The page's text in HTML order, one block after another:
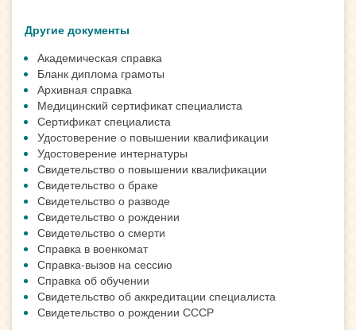
Другие документы
Академическая справка
Бланк диплома грамоты
Архивная справка
Медицинский сертификат специалиста
Сертификат специалиста
Удостоверение о повышении квалификации
Удостоверение интернатуры
Свидетельство о повышении квалификации
Свидетельство о браке
Свидетельство о разводе
Свидетельство о рождении
Свидетельство о смерти
Справка в военкомат
Справка-вызов на сессию
Справка об обучении
Свидетельство об аккредитации специалиста
Свидетельство о рождении СССР